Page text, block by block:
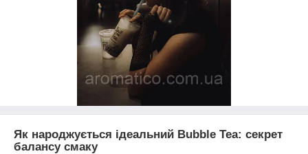
Як народжується ідеальний Bubble Tea: секрет
балансу смаку